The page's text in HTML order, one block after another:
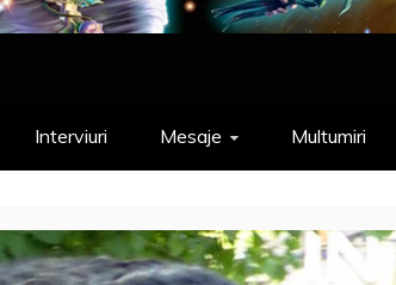
Interviuri Mesaje Multumiri